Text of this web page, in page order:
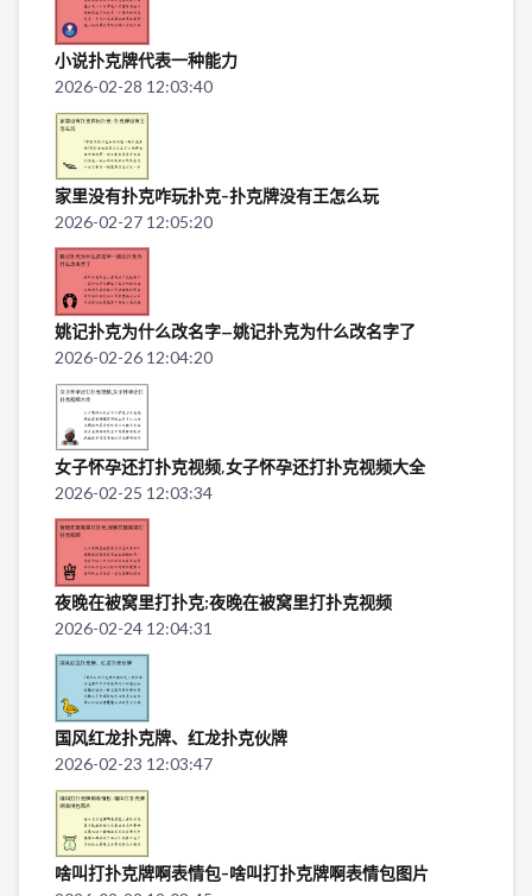
小说扑克牌代表一种能力
2026-02-28 12:03:40
家里没有扑克咋玩扑克-扑克牌没有王怎么玩
2026-02-27 12:05:20
姚记扑克为什么改名字—姚记扑克为什么改名字了
2026-02-26 12:04:20
女子怀孕还打扑克视频,女子怀孕还打扑克视频大全
2026-02-25 12:03:34
夜晚在被窝里打扑克;夜晚在被窝里打扑克视频
2026-02-24 12:04:31
国风红龙扑克牌、红龙扑克伙牌
2026-02-23 12:03:47
啥叫打扑克牌啊表情包-啥叫打扑克牌啊表情包图片